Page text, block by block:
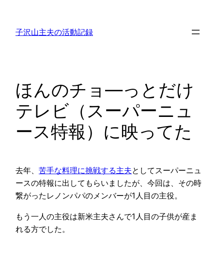
子沢山主夫の活動記録
ほんのチョ―っとだけ
テレビ（スーパーニュ
ース特報）に映ってた
去年、 苦手な料理に挑戦する主夫としてスーパーニュ
ースの特報に出してもらいましたが、今回は、その時
繋がったレノンパパのメンバーが1人目の主役。
もう一人の主役は新米主夫さんで1人目の子供が産ま
れる方でした。